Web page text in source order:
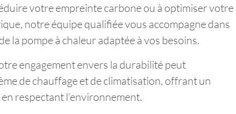
votre empreinte carbone ou à optimiser votre
notre équipe qualifiée vous accompagne dans
la pompe à chaleur adaptée à vos besoins.
engagement envers la durabilité peut
de chauffage et de climatisation, offrant un
respectant l’environnement.